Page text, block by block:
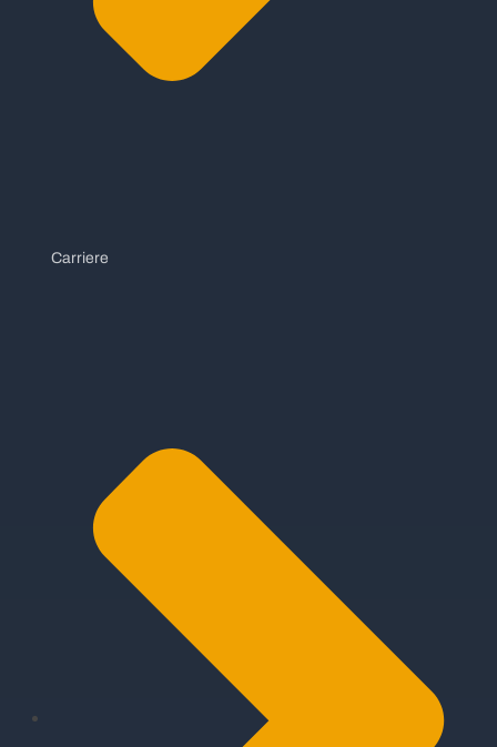
Carriere